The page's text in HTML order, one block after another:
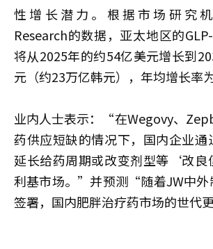
性增长潜力。根据市场研究机
Research的数据，亚太地区的
将从2025年的约54亿美元增长到
元（约23万亿韩元），年均增长率
业内人士表示：“在Wegovy、
药供应短缺的情况下，国内企业通
延长给药周期或改变剂型等‘改
利基市场。”并预测“随着JW中外
签署，国内肥胖治疗药市场的世代